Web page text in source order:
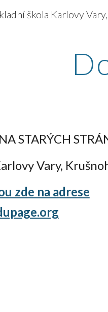
Skip to
STARÝCH
Vary,
zde na adrese